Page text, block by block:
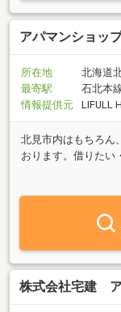
アパマンショッ
所在地
北海道
最寄駅
石北本
情報提供元
LIFULL
北見市内はもちろん
おります。借りたい
わる全てのニーズ
株式会社宅建